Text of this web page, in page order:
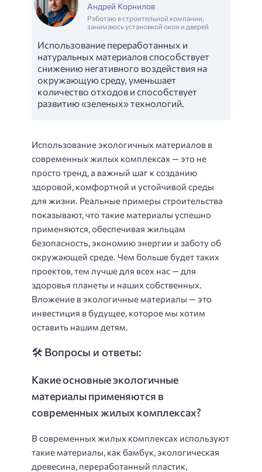
Андрей Корнилов
Работаю в строительной компании,
занимаюсь установкой окон и дверей
Использование переработанных и
натуральных материалов способствует
снижению негативного воздействия на
окружающую среду, уменьшает
количество отходов и способствует
развитию «зеленых» технологий.
Использование экологичных материалов в
современных жилых комплексах — это не
просто тренд, а важный шаг к созданию
здоровой, комфортной и устойчивой среды
для жизни. Реальные примеры строительства
показывают, что такие материалы успешно
применяются, обеспечивая жильцам
безопасность, экономию энергии и заботу об
окружающей среде. Чем больше будет таких
проектов, тем лучше для всех нас — для
здоровья планеты и наших собственных.
Вложение в экологичные материалы — это
инвестиция в будущее, которое мы хотим
оставить нашим детям.
🛠️ Вопросы и ответы:
Какие основные экологичные
материалы применяются в
современных жилых комплексах?
В современных жилых комплексах используют
такие материалы, как бамбук, экологическая
древесина, переработанный пластик,